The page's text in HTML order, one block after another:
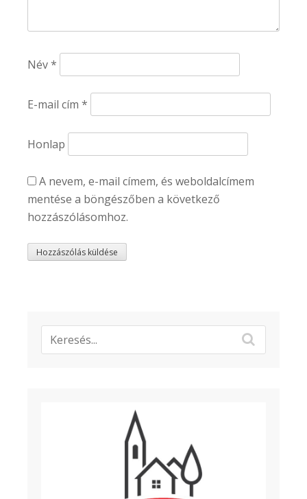
Név*
E-mail cím *
Honlap
A nevem, e-mail címem, és weboldalcímem
mentése a böngészőben a következő
hozzászólásomhoz.